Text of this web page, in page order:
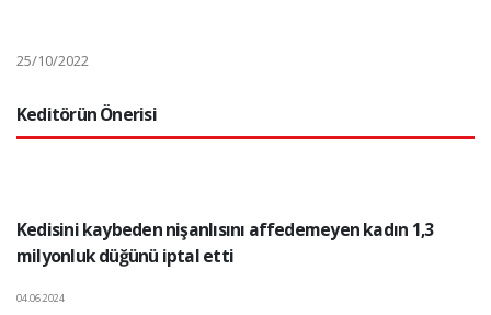
25/10/2022
Keditörün Önerisi
Kedisini kaybeden nişanlısını affedemeyen kadın 1,3
milyonluk düğünü iptal etti
04.06.2024